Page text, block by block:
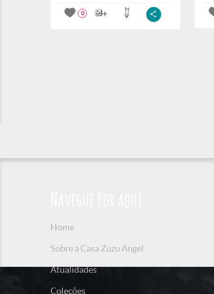
0
Home
Sobre a Casa Zuzu Angel
Atualidades
Coleções